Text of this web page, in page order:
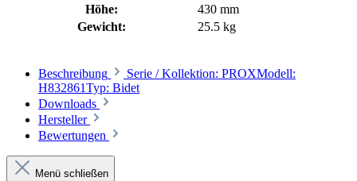
Höhe:
430 mm
Gewicht:
25.5 kg
Beschreibung
Serie / Kollektion: PROXModell:
H832861Typ: Bidet
Downloads
Hersteller
Bewertungen
Menü schließen